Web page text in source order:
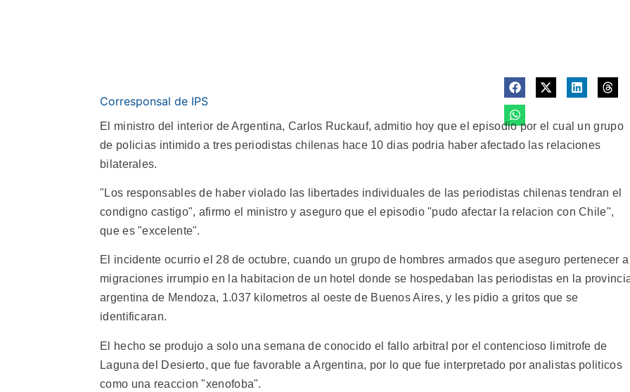
Corresponsal de IPS
El ministro del interior de Argentina, Carlos Ruckauf, admitio hoy que el episodio por el cual un grupo
de policias intimido a tres periodistas chilenas hace 10 dias podria haber afectado las relaciones
bilaterales.
"Los responsables de haber violado las libertades individuales de las periodistas chilenas tendran el
condigno castigo", afirmo el ministro y aseguro que el episodio "pudo afectar la relacion con Chile",
que es "excelente".
El incidente ocurrio el 28 de octubre, cuando un grupo de hombres armados que aseguro pertenecer a
migraciones irrumpio en la habitacion de un hotel donde se hospedaban las periodistas en la
argentina de Mendoza, 1.037 kilometros al oeste de Buenos Aires, y les pidio a gritos que se
identificaran.
El hecho se produjo a solo una semana de conocido el fallo arbitral por el contencioso limitrofe de
Laguna del Desierto, que fue favorable a Argentina, por lo que fue interpretado por analistas politicos
como una reaccion "xenofoba".